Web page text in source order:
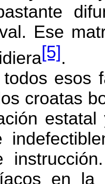
Ese
[5] .
esos
croatas
en